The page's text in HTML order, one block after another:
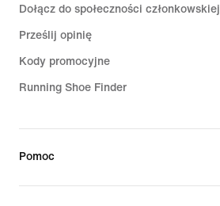
Dołącz do społeczności członkowskiej
Prześlij opinię
Kody promocyjne
Running Shoe Finder
Pomoc